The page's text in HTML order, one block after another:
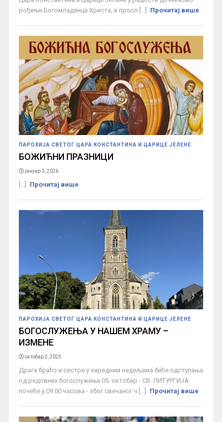
рођење Богомладенца Христа, и просл [...]
Прочитај више
ПАРОХИЈА СВЕТОГ ЦАРА КОНСТАНТИНА И ЦАРИЦЕ ЈЕЛЕНЕ
БОЖИЋНИ ПРАЗНИЦИ
јануар 3, 2026
[...] Прочитај више
ПАРОХИЈА СВЕТОГ ЦАРА КОНСТАНТИНА И ЦАРИЦЕ ЈЕЛЕНЕ
БОГОСЛУЖЕЊА У НАШЕМ ХРАМУ –
ИЗМЕНЕ
октобар 2, 2025
Драга браћо и сестре у наредним недељама биће одступања
од редовних богослужења 05. октобар - СВ. ЛИТУРГИЈА
почеће у 09.00 часова - због свечаног ч [...]
Прочитај више